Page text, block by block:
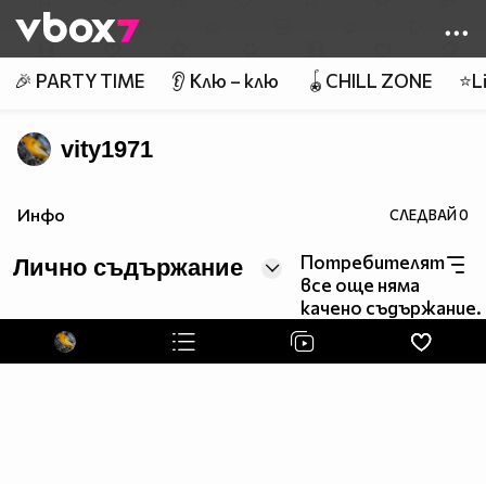
👾
🎉 PARTY TIME 👂 Клю – клю 🪀CHILL ZONE
vity1971
Инфо СЛЕДВАЙ0
Лично съдържание
Потребителят
все още няма
качено съдържание.